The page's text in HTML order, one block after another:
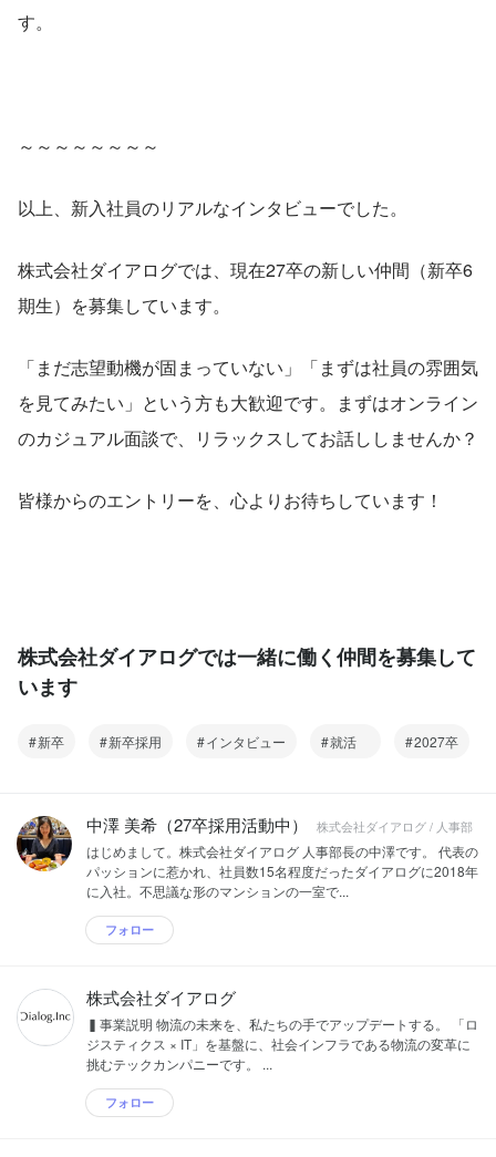
す。
～～～～～～～～
以上、新入社員のリアルなインタビューでした。
株式会社ダイアログでは、現在27卒の新しい仲間（新卒6
期生）を募集しています。
「まだ志望動機が固まっていない」「まずは社員の雰囲気
を見てみたい」という方も大歓迎です。まずはオンライン
のカジュアル面談で、リラックスしてお話ししませんか？
皆様からのエントリーを、心よりお待ちしています！
株式会社ダイアログでは一緒に働く仲間を募集して
います
新卒 新卒採用 インタビュー 就活 2027卒
中澤 美希（27卒採用活動中） 株式会社ダイアログ / 人事部
はじめまして。株式会社ダイアログ 人事部長の中澤です。 代表の
パッションに惹かれ、社員数15名程度だったダイアログに2018年
に入社。不思議な形のマンションの一室で...
フォロー
株式会社ダイアログ
▍事業説明 物流の未来を、私たちの手でアップデートする。 「ロ
ジスティクス × IT」を基盤に、社会インフラである物流の変革に
挑むテックカンパニーです。 ...
フォロー